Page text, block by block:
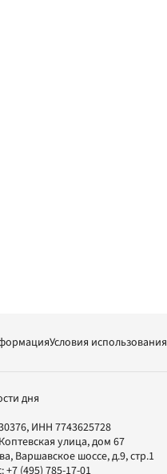
Условия использования
дня
ИНН 7743625728
улица, дом 67
, Варшавское шоссе, д.9, стр.1
+7 (495) 785-17-01